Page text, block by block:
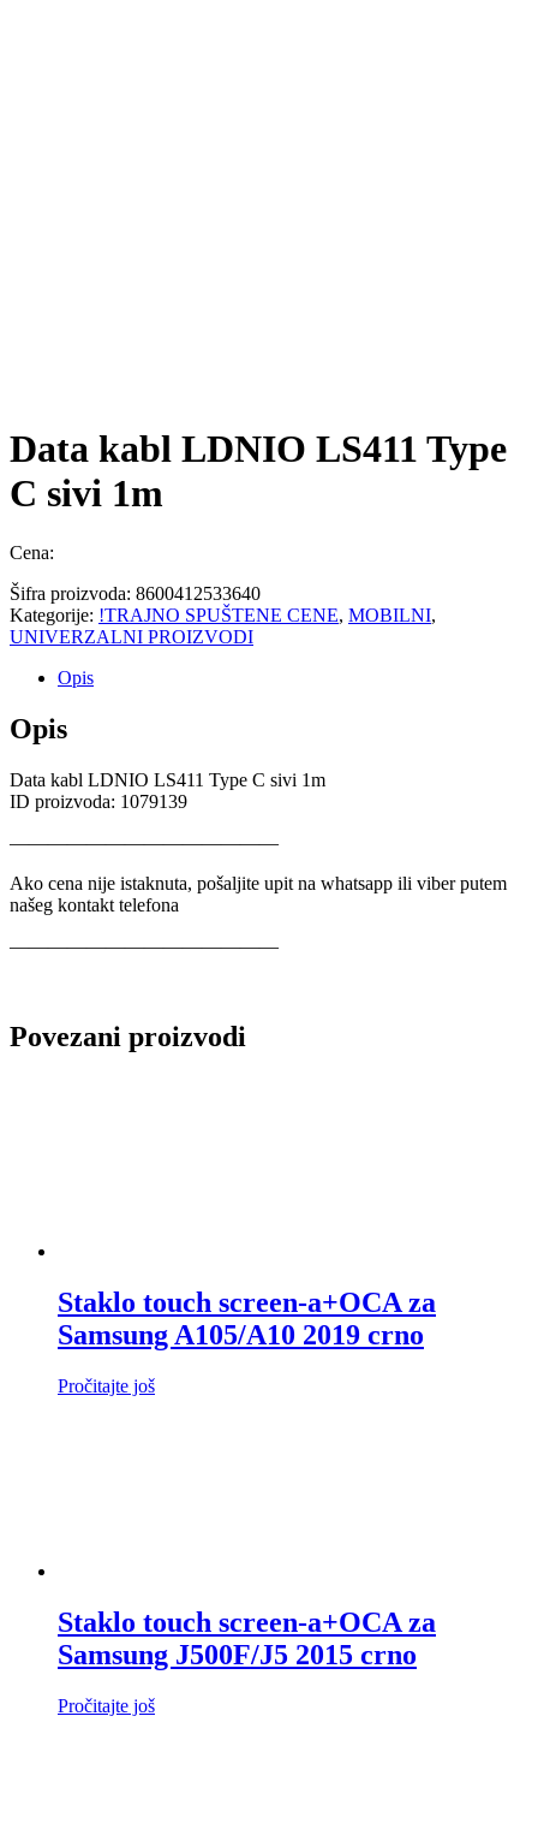
Data kabl LDNIO LS411 Type
C sivi 1m
Cena:
Šifra proizvoda: 8600412533640
Kategorije: !TRAJNO SPUŠTENE CENE, MOBILNI,
UNIVERZALNI PROIZVODI
Opis
Opis
Data kabl LDNIO LS411 Type C sivi 1m
ID proizvoda: 1079139
——————————————
Ako cena nije istaknuta, pošaljite upit na whatsapp ili viber putem
našeg kontakt telefona
——————————————
Povezani proizvodi
Staklo touch screen-a+OCA za
Samsung A105/A10 2019 crno
Pročitajte još
Staklo touch screen-a+OCA za
Samsung J500F/J5 2015 crno
Pročitajte još